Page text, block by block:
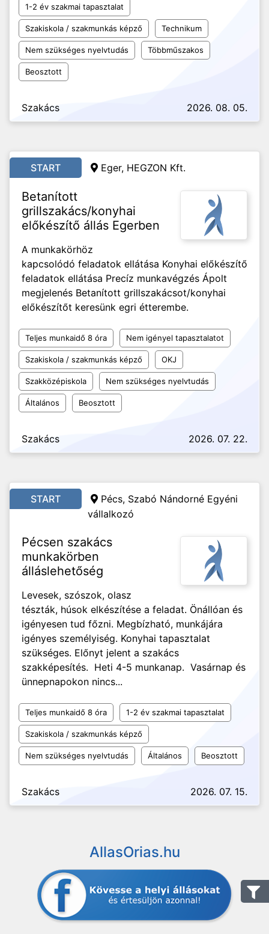
1-2 év szakmai tapasztalat
Szakiskola / szakmunkás képző Technikum
Nem szükséges nyelvtudás Többműszakos
Beosztott
Szakács 2026. 08. 05.
START Eger, HEGZON Kft.
Betanított
grillszakács/konyhai
előkészítő állás Egerben
A munkakörhöz
kapcsolódó feladatok ellátása Konyhai előkészítő
feladatok ellátása Precíz munkavégzés Ápolt
megjelenés Betanított grillszakácsot/konyhai
előkészítőt keresünk egri étterembe.
Teljes munkaidő 8 óra Nem igényel tapasztalatot
Szakiskola / szakmunkás képző OKJ
Szakközépiskola Nem szükséges nyelvtudás
Általános Beosztott
Szakács 2026. 07. 22.
START
Pécs, Szabó Nándorné Egyéni
vállalkozó
Pécsen szakács
munkakörben
álláslehetőség
Levesek, szószok, olasz
tészták, húsok elkészítése a feladat. Önállóan és
igényesen tud főzni. Megbízható, munkájára
igényes személyiség. Konyhai tapasztalat
szükséges. Előnyt jelent a szakács
szakképesítés. Heti 4-5 munkanap. Vasárnap és
ünnepnapokon nincs...
Teljes munkaidő 8 óra 1-2 év szakmai tapasztalat
Szakiskola / szakmunkás képző
Nem szükséges nyelvtudás Általános Beosztott
Szakács 2026. 07. 15.
AllasOrias.hu